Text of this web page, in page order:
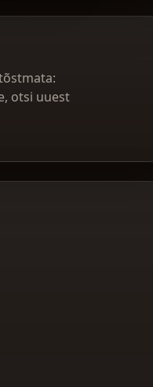
otsi uuest